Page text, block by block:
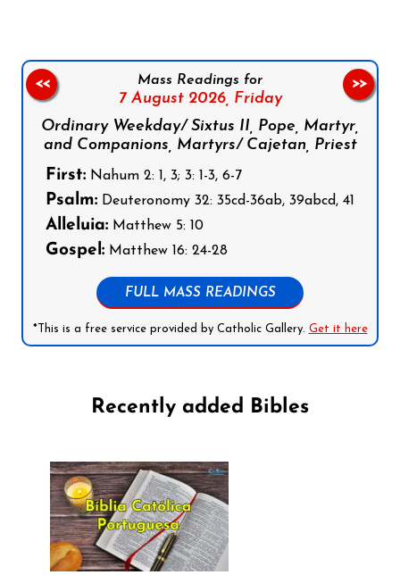
Mass Readings for
7 August 2026, Friday
Ordinary Weekday/ Sixtus II, Pope, Martyr,
and Companions, Martyrs/ Cajetan, Priest
First: Nahum 2: 1, 3; 3: 1-3, 6-7
Psalm: Deuteronomy 32: 35cd-36ab, 39abcd, 41
Alleluia: Matthew 5: 10
Gospel: Matthew 16: 24-28
FULL MASS READINGS
*This is a free service provided by Catholic Gallery. Get it here
<< >>
Recently added Bibles